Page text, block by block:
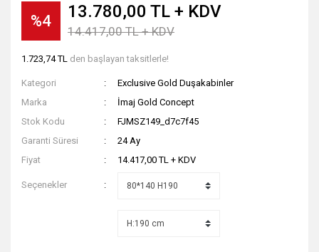
%4 13.780,00 TL + KDV
14.417,00 TL + KDV
1.723,74 TL den başlayan taksitlerle!
Kategori
Exclusive Gold Duşakabinler
Marka
İmaj Gold Concept
Stok Kodu
FJMSZ149_d7c7f45
Garanti Süresi
24 Ay
Fiyat
14.417,00 TL + KDV
Seçenekler